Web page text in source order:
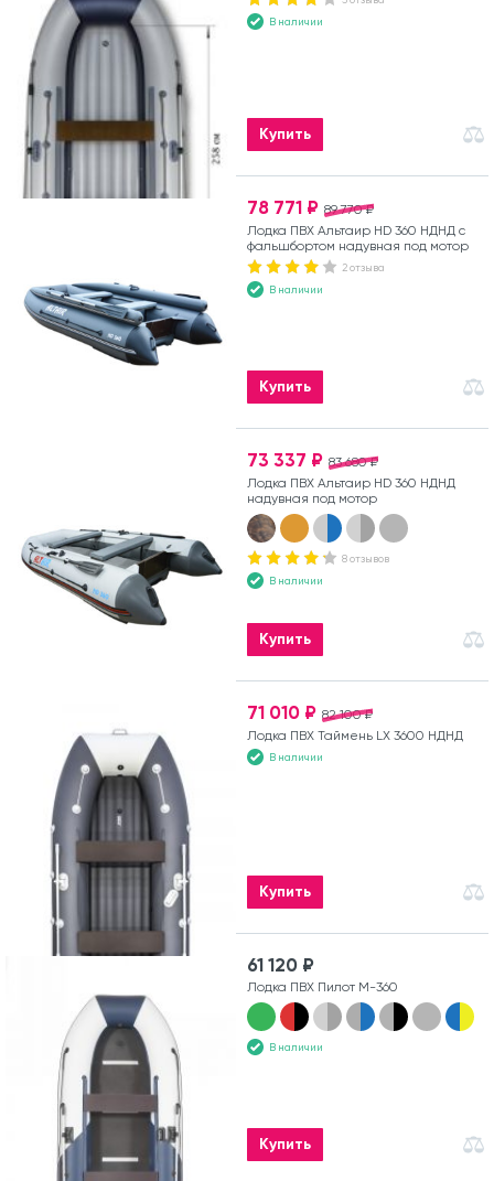
В наличии
Купить
89 770 ₽
78 771 ₽
Лодка ПВХ Альтаир HD 360 НДНД с
фальшбортом надувная под мотор
2 отзыва
В наличии
Купить
83 680 ₽
73 337 ₽
Лодка ПВХ Альтаир HD 360 НДНД
надувная под мотор
8 отзывов
В наличии
Купить
82 100 ₽
71 010 ₽
Лодка ПВХ Таймень LX 3600 НДНД
В наличии
Купить
61 120 ₽
Лодка ПВХ Пилот М-360
В наличии
Купить